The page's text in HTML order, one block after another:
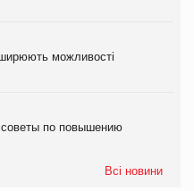
можливості
по повышению
Всі новини